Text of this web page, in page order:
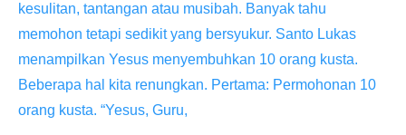
kesulitan, tantangan atau musibah. Banyak tahu
memohon tetapi sedikit yang bersyukur. Santo Lukas
menampilkan Yesus menyembuhkan 10 orang kusta.
Beberapa hal kita renungkan. Pertama: Permohonan 10
orang kusta. “Yesus, Guru,